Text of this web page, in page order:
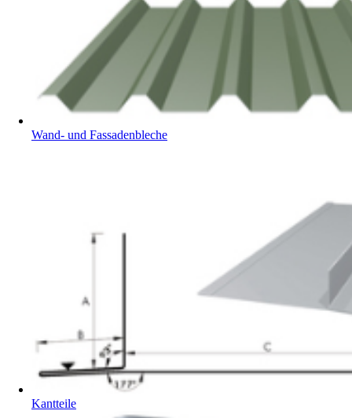
Wand- und Fassadenbleche
Kantteile